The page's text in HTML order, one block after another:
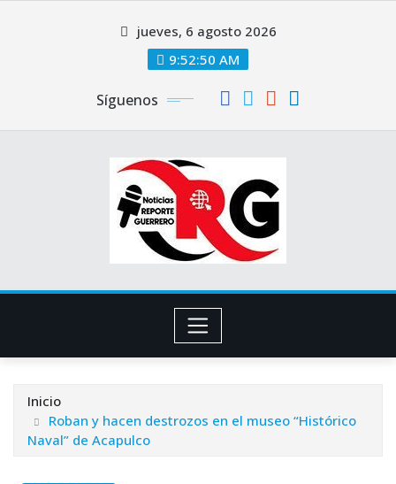
jueves, 6 agosto 2026
9:52:50 AM
Síguenos
Inicio
Roban y hacen destrozos en el museo “Histórico
Naval” de Acapulco